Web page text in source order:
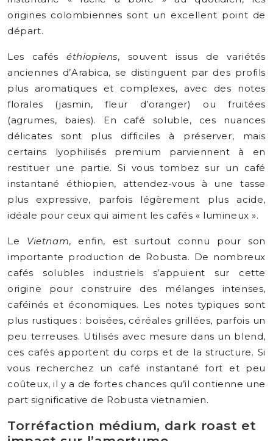
origines colombiennes sont un excellent point de
départ.
Les cafés éthiopiens, souvent issus de variétés
anciennes d’Arabica, se distinguent par des profils
plus aromatiques et complexes, avec des notes
florales (jasmin, fleur d’oranger) ou fruitées
(agrumes, baies). En café soluble, ces nuances
délicates sont plus difficiles à préserver, mais
certains lyophilisés premium parviennent à en
restituer une partie. Si vous tombez sur un café
instantané éthiopien, attendez-vous à une tasse
plus expressive, parfois légèrement plus acide,
idéale pour ceux qui aiment les cafés « lumineux ».
Le Vietnam, enfin, est surtout connu pour son
importante production de Robusta. De nombreux
cafés solubles industriels s’appuient sur cette
origine pour construire des mélanges intenses,
caféinés et économiques. Les notes typiques sont
plus rustiques : boisées, céréales grillées, parfois un
peu terreuses. Utilisés avec mesure dans un blend,
ces cafés apportent du corps et de la structure. Si
vous recherchez un café instantané fort et peu
coûteux, il y a de fortes chances qu’il contienne une
part significative de Robusta vietnamien.
Torréfaction médium, dark roast et